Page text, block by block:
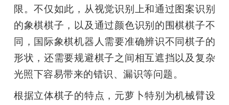
限。不仅如此，从视觉识别上和通过图案识别
的象棋棋子，以及通过颜色识别的围棋棋子不
同，国际象棋机器人需要准确辨识不同棋子的
形状，还需要规避棋子之间相互遮挡以及复杂
光照下容易带来的错识、漏识等问题。
根据立体棋子的特点，元萝卜特别为机械臂设